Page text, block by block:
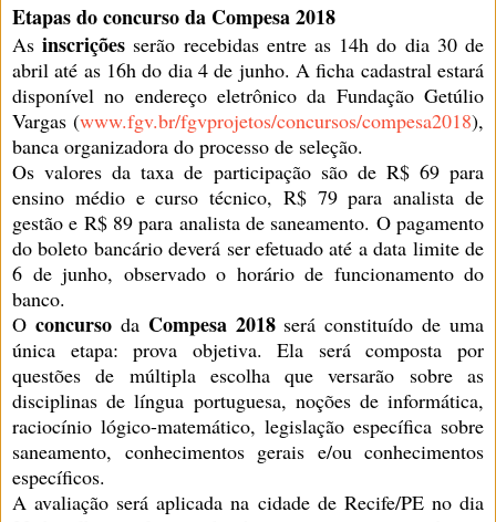
Etapas do concurso da Compesa 2018
Asinscrições serão recebidas entre as 14h do dia 30 de
abril até as 16h do dia 4 de junho. A ficha cadastral estará
disponível no endereço eletrônico da Fundação Getúlio
Vargas (www.fgv.br/fgvprojetos/concursos/compesa2018),
banca organizadora do processo de seleção.
Os valores da taxa de participação são de R$ 69 para
ensino médio e curso técnico, R$ 79 para analista de
gestão e R$ 89 para analista de saneamento. O pagamento
do boleto bancário deverá ser efetuado até a data limite de
6 de junho, observado o horário de funcionamento do
banco.
O concurso daCompesa 2018será constituído de uma
única etapa: prova objetiva. Ela será composta por
questões de múltipla escolha que versarão sobre as
disciplinas de língua portuguesa, noções de informática,
raciocínio lógico-matemático, legislação específica sobre
saneamento, conhecimentos gerais e/ou conhecimentos
específicos.
A avaliação será aplicada na cidade de Recife/PE no dia